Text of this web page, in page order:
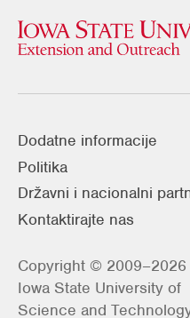
Dodatne informacije
Politika
Državni i nacionalni
Kontaktirajte nas
Copyright © 2009–2026
Iowa State University of
Science and